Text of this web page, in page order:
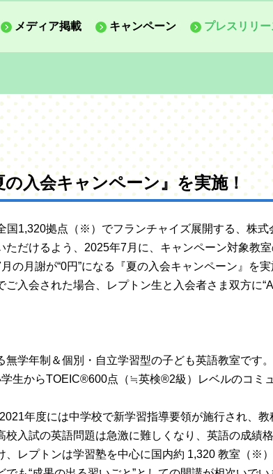
メディア掲載 キャンペーン プレスリリー
入会キャンペーン』を実施！
国1,320拠点（※）でフランチャイズ展開する、株式
だけるよう、2025年7月に、キャンペーン対象教
月謝が“0円”になる『夏の入会キャンペーン』を実
入会された場合、レプトン生と入会者さま双方に
学年制＆個別・自立学習型の子ども英語教室です。
生からTOEIC®600点（≒英検®2級）レベルのコミ
年度には中学校で新学習指導要領が施行され、教
入試の英語問題は急激に難しくなり、英語の成績
レプトンは学習塾を中心に国内約 1,320 教室（※